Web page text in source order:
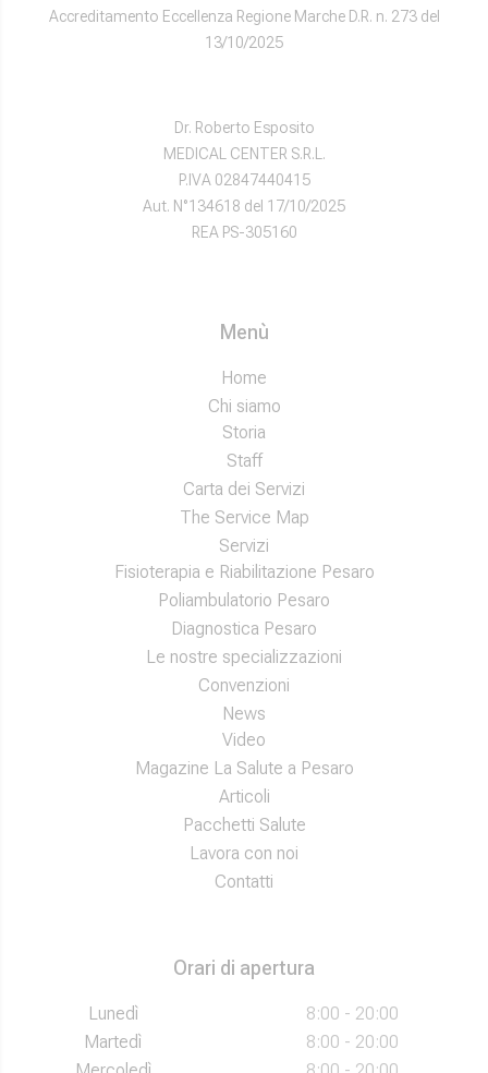
Accreditamento Eccellenza Regione Marche D.R. n. 273 del
13/10/2025
Dr. Roberto Esposito
MEDICAL CENTER S.R.L.
P.IVA 02847440415
Aut. N°134618 del 17/10/2025
REA PS-305160
Menù
Home
Chi siamo
Storia
Staff
Carta dei Servizi
The Service Map
Servizi
Fisioterapia e Riabilitazione Pesaro
Poliambulatorio Pesaro
Diagnostica Pesaro
Le nostre specializzazioni
Convenzioni
News
Video
Magazine La Salute a Pesaro
Articoli
Pacchetti Salute
Lavora con noi
Contatti
Orari di apertura
Lunedì
8:00 - 20:00
Martedì
8:00 - 20:00